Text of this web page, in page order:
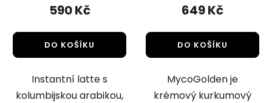
590 Kč
DO KOŠÍKU
Instantní latte s
kolumbijskou arabikou,
649 Kč
DO KOŠÍKU
MycoGolden je
krémový kurkumový